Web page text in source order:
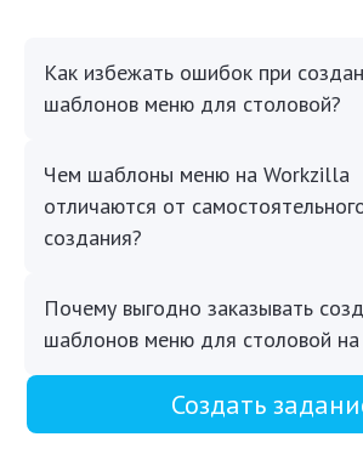
Как избежать ошибок при
шаблонов меню для столовой?
Чем шаблоны меню на Workzilla
отличаются от
создания?
Почему выгодно заказывать
шаблонов меню для столовой
Создать